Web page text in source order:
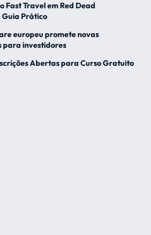
Fast Travel em Red Dead
Guia Prático
europeu promete novas
para investidores
Abertas para Curso Gratuito